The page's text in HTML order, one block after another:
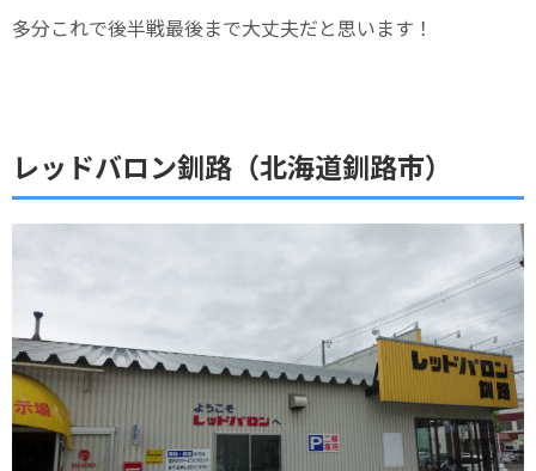
多分これで後半戦最後まで大丈夫だと思います！
レッドバロン釧路（北海道釧路市）